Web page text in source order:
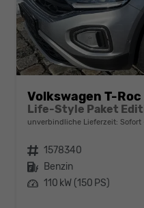
Volkswagen T-Roc
unverbindliche Lieferzeit: Sofort
Fahrzeugnr. 1578340
Kraftstoff Benzin
Leistung 110 kW (150 PS)